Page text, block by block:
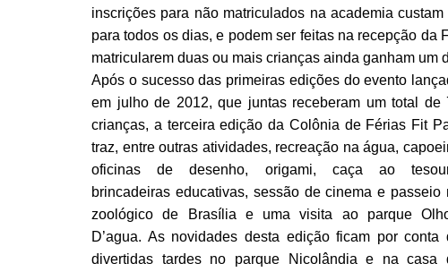
inscrições para não matriculados na academia
para todos os dias, e podem ser feitas na recepção
matricularem duas ou mais crianças ainda ganham
Após o sucesso das primeiras edições do evento
em julho de 2012, que juntas receberam um total de
crianças, a terceira edição da Colônia de Férias Fit
traz, entre outras atividades, recreação na água,
oficinas de desenho, origami, caça ao
brincadeiras educativas, sessão de cinema e passeio
zoológico de Brasília e uma visita ao parque
D’agua. As novidades desta edição ficam por conta
divertidas tardes no parque Nicolândia e na casa